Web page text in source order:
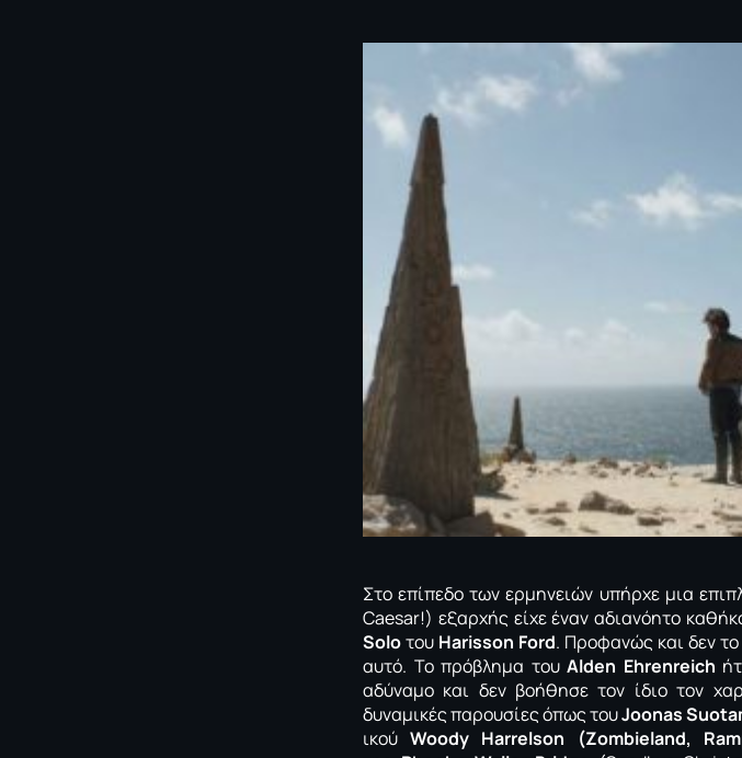
Στο επίπεδο των ερμηνειών υπήρχε μια
Caesar!) εξαρχής είχε έναν αδιανόητο
Soloτου Harisson Ford. Προφανώς και δεν το
αυτό. Το πρόβλημα τουAlden Ehrenreich
αδύναμο και δεν βοήθησε τον ίδιο τον
δυναμικές παρουσίες όπως τουJoonas
ικούWoody Harrelson (Zombieland,